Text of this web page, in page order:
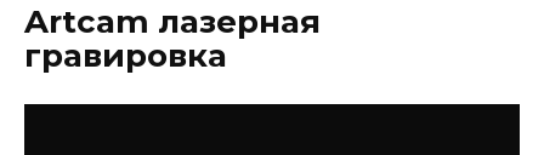
Artcam лазерная
гравировка